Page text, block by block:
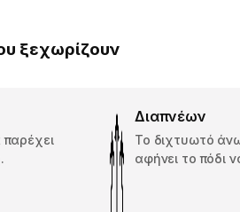
ξεχωρίζουν
Διαπνέων
Το διχτυωτό
αφήνει το πόδι